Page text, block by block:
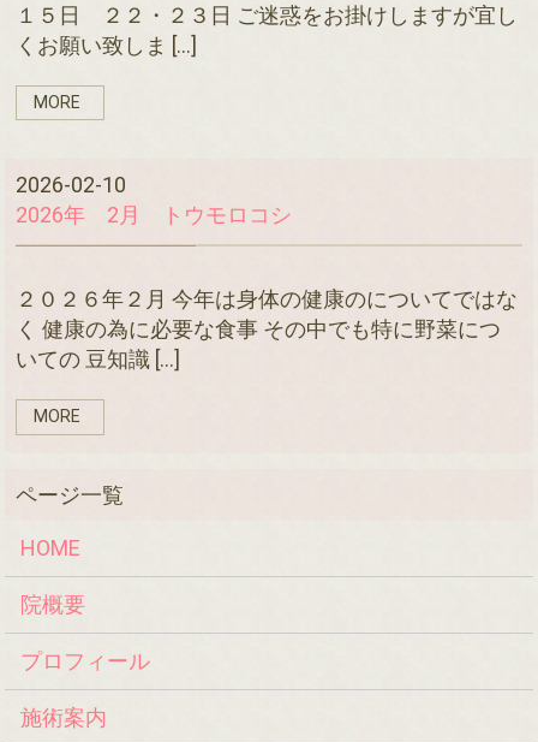
１５日 ２２・２３日 ご迷惑をお掛けしますが宜し
くお願い致しま […]
MORE
2026-02-10
2026年 2月 トウモロコシ
２０２６年２月 今年は身体の健康のについてではな
く 健康の為に必要な食事 その中でも特に野菜につ
いての 豆知識 […]
MORE
HOME
院概要
プロフィール
施術案内